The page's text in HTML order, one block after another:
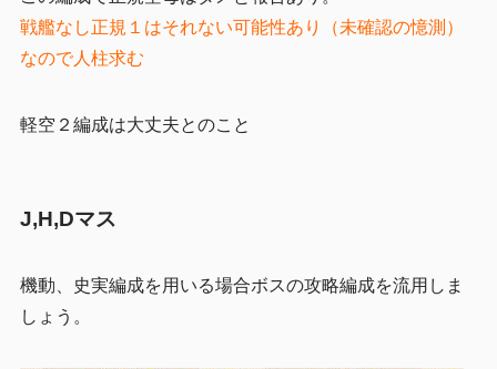
戦艦なし正規１はそれない可能性あり（未確認の憶測）
なので人柱求む
軽空２編成は大丈夫とのこと
J,H,Dマス
機動、史実編成を用いる場合ボスの攻略編成を流用しま
しょう。